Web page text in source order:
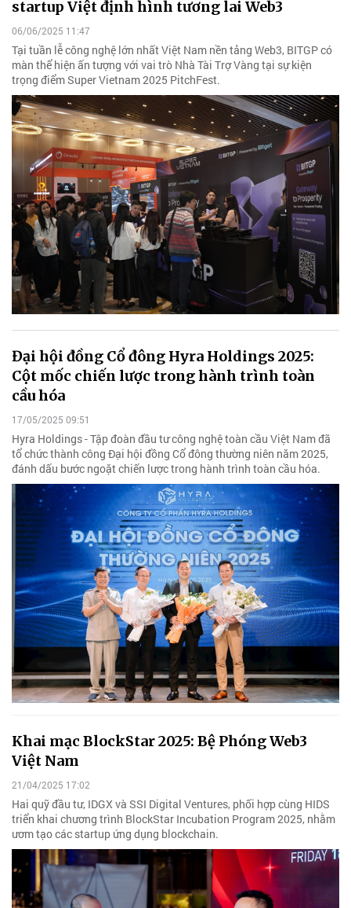
startup Việt định hình tương lai Web3
06/06/2025 11:47
Tại tuần lễ công nghệ lớn nhất Việt Nam nền tảng Web3, BITGP có
màn thể hiện ấn tượng với vai trò Nhà Tài Trợ Vàng tại sự kiện
trọng điểm Super Vietnam 2025 PitchFest.
Đại hội đồng Cổ đông Hyra Holdings 2025:
Cột mốc chiến lược trong hành trình toàn
cầu hóa
17/05/2025 09:51
Hyra Holdings - Tập đoàn đầu tư công nghệ toàn cầu Việt Nam đã
tổ chức thành công Đại hội đồng Cổ đông thường niên năm 2025,
đánh dấu bước ngoặt chiến lược trong hành trình toàn cầu hóa.
Khai mạc BlockStar 2025: Bệ Phóng Web3
Việt Nam
21/04/2025 17:02
Hai quỹ đầu tư, IDGX và SSI Digital Ventures, phối hợp cùng HIDS
triển khai chương trình BlockStar Incubation Program 2025, nhằm
ươm tạo các startup ứng dụng blockchain.